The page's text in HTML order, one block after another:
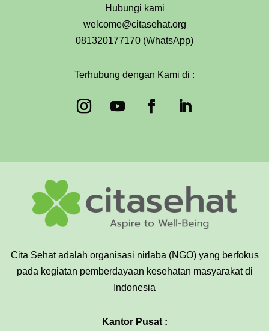
Hubungi kami
welcome@citasehat.org
081320177170 (WhatsApp)
Terhubung dengan Kami di :
Cita Sehat adalah organisasi nirlaba (NGO) yang berfokus
pada kegiatan pemberdayaan kesehatan masyarakat di
Indonesia
Kantor Pusat :